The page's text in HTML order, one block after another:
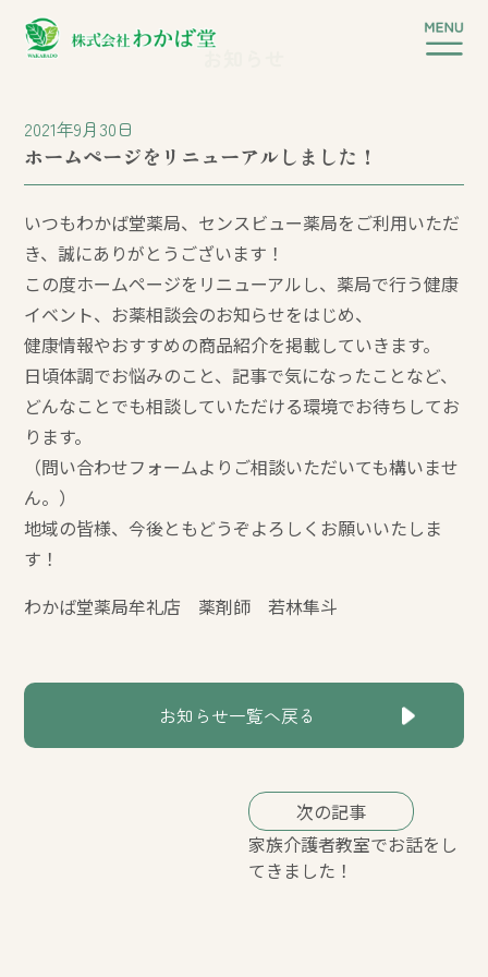
お知らせ
2021年9月30日
ホームページをリニューアルしました！
いつもわかば堂薬局、センスビュー薬局をご利用いただ
き、誠にありがとうございます！
この度ホームページをリニューアルし、薬局で行う健康
イベント、お薬相談会のお知らせをはじめ、
健康情報やおすすめの商品紹介を掲載していきます。
日頃体調でお悩みのこと、記事で気になったことなど、
どんなことでも相談していただける環境でお待ちしてお
ります。
（問い合わせフォームよりご相談いただいても構いませ
ん。）
地域の皆様、今後ともどうぞよろしくお願いいたしま
す！
わかば堂薬局牟礼店 薬剤師 若林隼斗
お知らせ一覧へ戻る
次の記事
家族介護者教室でお話をし
てきました！